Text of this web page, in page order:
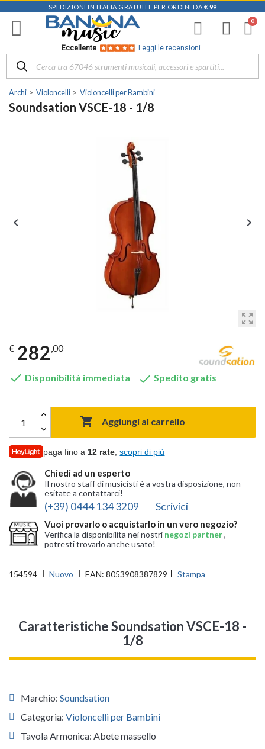
SPEDIZIONI IN ITALIA GRATUITE PER ORDINI DA € 99
Eccellente Leggi le recensioni
Archi Violoncelli Violoncelli per Bambini
Soundsation VSCE-18 - 1/8
zoom_out_map
 
€ 282,00
 Disponibilità immediata  Spedito gratis
 Aggiungi al carrello
paga fino a 12 rate ,scopri di più
Chiedi ad un esperto
Il nostro staff di musicisti è a vostra disposizione, non
esitate a contattarci!
(+39) 0444 134 3209 Scrivici
Vuoi provarlo o acquistarlo in un vero negozio?
Verifica la disponibilita nei nostri negozi partner,
potresti trovarlo anche usato!
154594 Nuovo EAN: 8053908387829 Stampa
Caratteristiche Soundsation VSCE-18 -
1/8
Marchio: Soundsation
Categoria: Violoncelli per Bambini
Tavola Armonica: Abete massello